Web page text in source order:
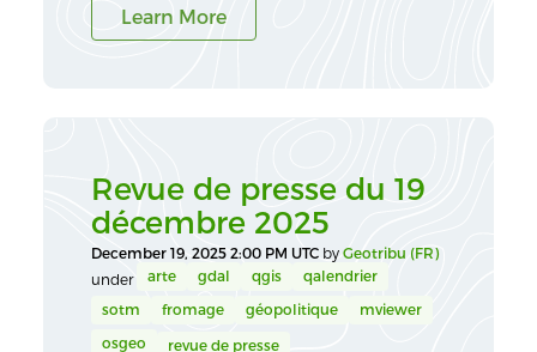
Learn More
Revue de presse du 19
décembre 2025
December 19, 2025 2:00 PM UTC by Geotribu (FR)
under
arte gdal qgis qalendrier
sotm fromage géopolitique mviewer
osgeo revue de presse